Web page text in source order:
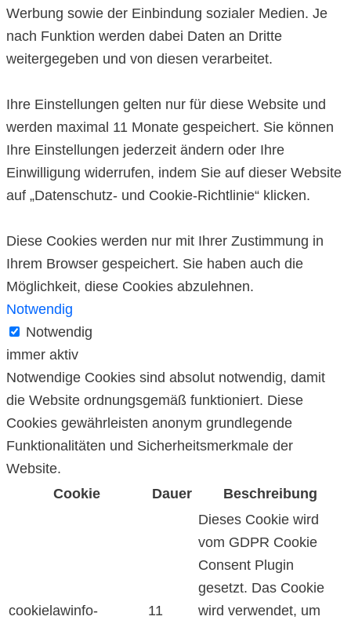
Werbung sowie der Einbindung sozialer Medien. Je
nach Funktion werden dabei Daten an Dritte
weitergegeben und von diesen verarbeitet.
Ihre Einstellungen gelten nur für diese Website und
werden maximal 11 Monate gespeichert. Sie können
Ihre Einstellungen jederzeit ändern oder Ihre
Einwilligung widerrufen, indem Sie auf dieser Website
auf „Datenschutz- und Cookie-Richtlinie“ klicken.
Diese Cookies werden nur mit Ihrer Zustimmung in
Ihrem Browser gespeichert. Sie haben auch die
Möglichkeit, diese Cookies abzulehnen.
Notwendig
Notwendig
immer aktiv
Notwendige Cookies sind absolut notwendig, damit
die Website ordnungsgemäß funktioniert. Diese
Cookies gewährleisten anonym grundlegende
Funktionalitäten und Sicherheitsmerkmale der
Website.
Cookie
Dauer Beschreibung
cookielawinfo-
11
Dieses Cookie wird
vom GDPR Cookie
Consent Plugin
gesetzt. Das Cookie
wird verwendet, um